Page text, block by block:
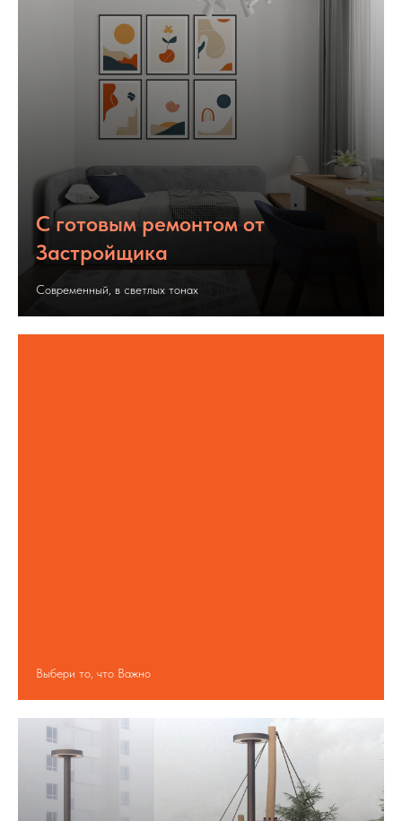
С готовым ремонтом от
Застройщика
Современный, в светлых тонах
Выбери то, что Важно